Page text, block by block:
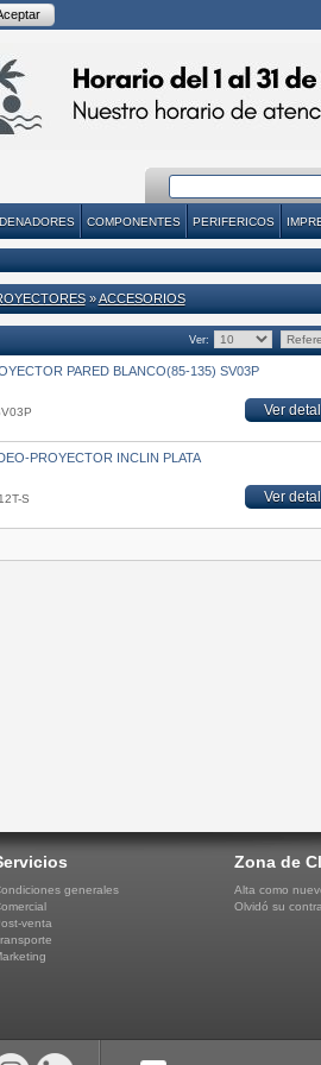
COMPONENTES PERIFERICOS
»ACCESORIOS
Ver:
PARED BLANCO(85-135) SV03P
Ver
PROYECTOR INCLIN PLATA
S Ver
generales
venta
Zona de
Alta como
Olvidó su